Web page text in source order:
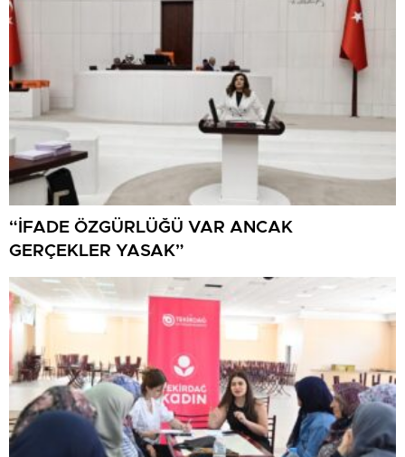
“İFADE ÖZGÜRLÜĞÜ VAR ANCAK
GERÇEKLER YASAK”